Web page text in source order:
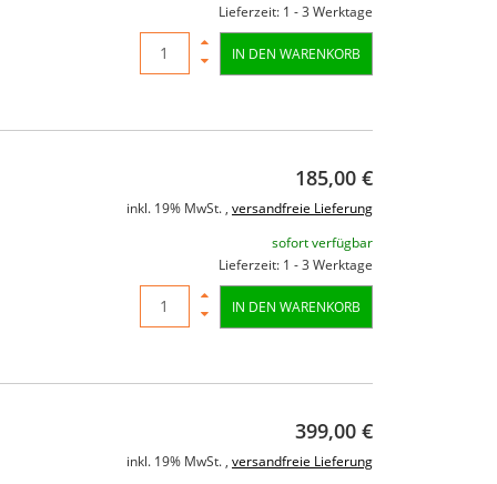
Lieferzeit: 1 - 3 Werktage
IN DEN WARENKORB
185,00 €
inkl. 19% MwSt. , versandfreie Lieferung
sofort verfügbar
Lieferzeit: 1 - 3 Werktage
IN DEN WARENKORB
399,00 €
inkl. 19% MwSt. , versandfreie Lieferung
RCF ART 735-A MK4 Aktiver